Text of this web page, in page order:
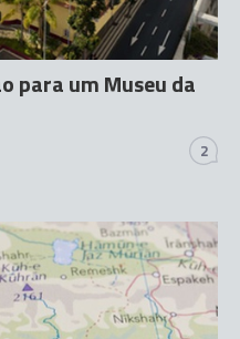
para um Museu da
2